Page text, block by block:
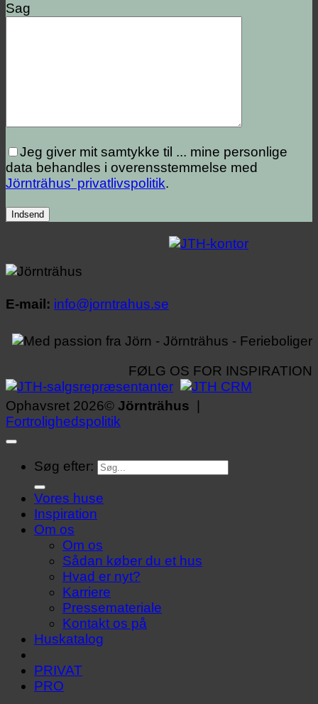
Sag
Jeg giver mit samtykke til ... mine personlige
data behandles i overensstemmelse med
Jörnträhus' privatlivspolitik.
E-mail: info@jorntrahus.se
FØLG OS FOR INSPIRATION
Ophavsret 2026© Jörnträhus
Fortrolighedspolitik
Søg efter:
Vores huse
Inspiration
Om os
Om os
Sådan køber du et hus
Hvad er nyt?
Karriere
Pressemateriale
Kontakt os på
Huskatalog
PRIVAT
PRO